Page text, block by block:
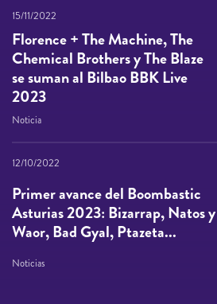
15/11/2022
Florence + The Machine, The
Chemical Brothers y The Blaze
se suman al Bilbao BBK Live
2023
Noticia
12/10/2022
Primer avance del Boombastic
Asturias 2023: Bizarrap, Natos y
Waor, Bad Gyal, Ptazeta...
Noticias